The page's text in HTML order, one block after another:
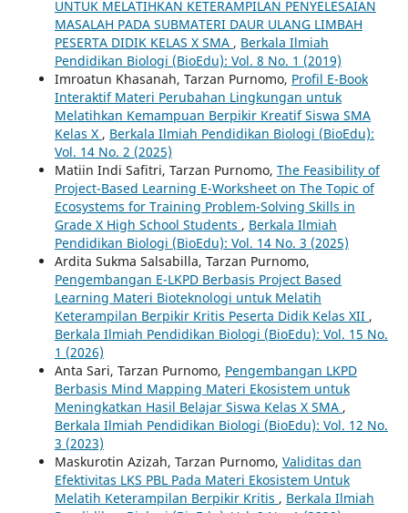
UNTUK MELATIHKAN KETERAMPILAN PENYELESAIAN
MASALAH PADA SUBMATERI DAUR ULANG LIMBAH
PESERTA DIDIK KELAS X SMA , Berkala Ilmiah
Pendidikan Biologi (BioEdu): Vol. 8 No. 1 (2019)
Imroatun Khasanah, Tarzan Purnomo, Profil E-Book
Interaktif Materi Perubahan Lingkungan untuk
Melatihkan Kemampuan Berpikir Kreatif Siswa SMA
Kelas X , Berkala Ilmiah Pendidikan Biologi (BioEdu):
Vol. 14 No. 2 (2025)
Matiin Indi Safitri, Tarzan Purnomo, The Feasibility of
Project-Based Learning E-Worksheet on The Topic of
Ecosystems for Training Problem-Solving Skills in
Grade X High School Students , Berkala Ilmiah
Pendidikan Biologi (BioEdu): Vol. 14 No. 3 (2025)
Ardita Sukma Salsabilla, Tarzan Purnomo,
Pengembangan E-LKPD Berbasis Project Based
Learning Materi Bioteknologi untuk Melatih
Keterampilan Berpikir Kritis Peserta Didik Kelas XII ,
Berkala Ilmiah Pendidikan Biologi (BioEdu): Vol. 15 No.
1 (2026)
Anta Sari, Tarzan Purnomo, Pengembangan LKPD
Berbasis Mind Mapping Materi Ekosistem untuk
Meningkatkan Hasil Belajar Siswa Kelas X SMA ,
Berkala Ilmiah Pendidikan Biologi (BioEdu): Vol. 12 No.
3 (2023)
Maskurotin Azizah, Tarzan Purnomo, Validitas dan
Efektivitas LKS PBL Pada Materi Ekosistem Untuk
Melatih Keterampilan Berpikir Kritis , Berkala Ilmiah